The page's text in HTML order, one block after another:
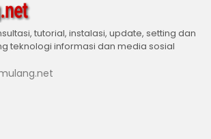
tutorial, instalasi, update, setting dan
teknologi informasi dan media sosial